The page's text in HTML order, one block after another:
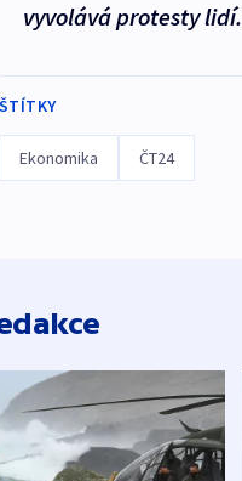
vyvolává protesty lidí.
ŠTÍTKY
Ekonomika ČT24